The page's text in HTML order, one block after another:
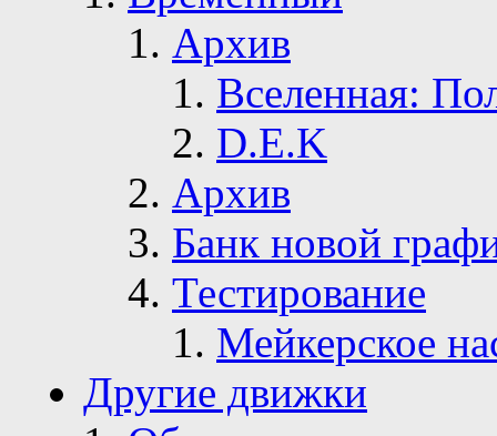
Архив
Вселенная:
D.E.K
Архив
Банк новой
Тестирование
Мейкерское
Другие движки